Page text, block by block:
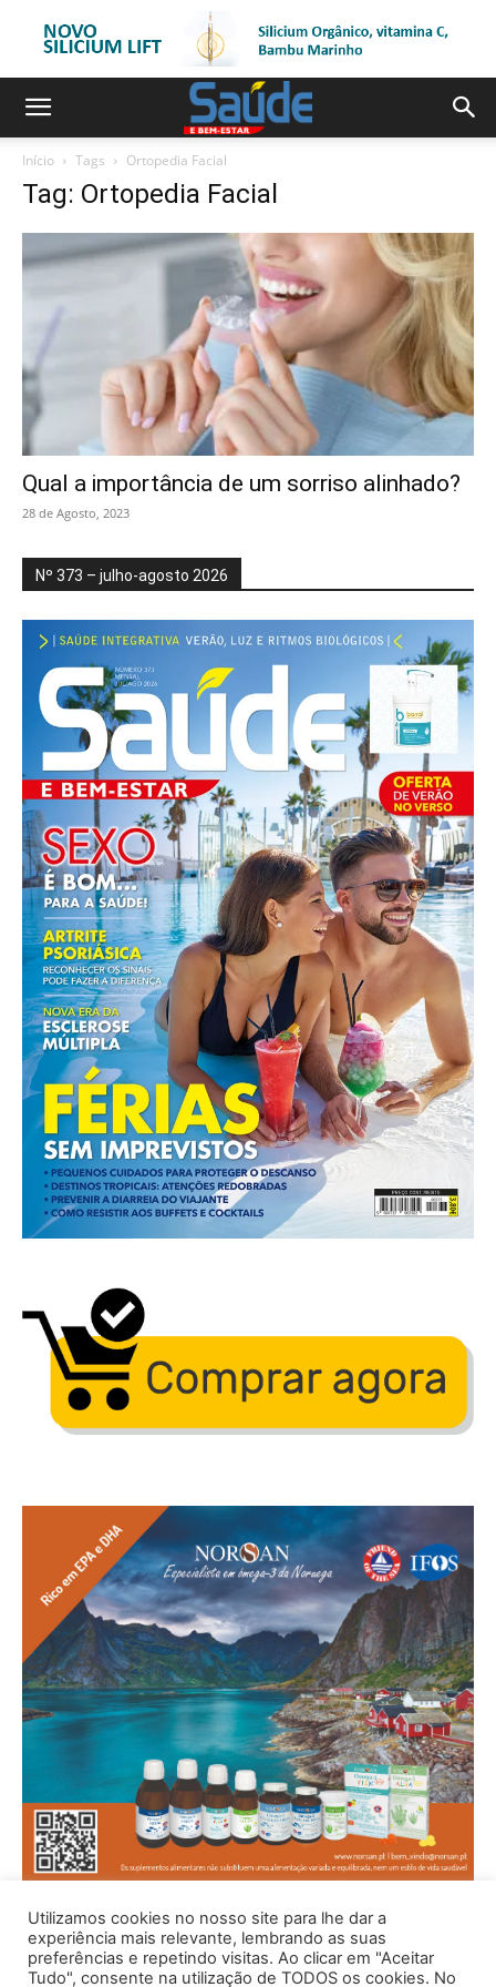
Início Tags Ortopedia Facial
Tag: Ortopedia Facial
Qual a importância de um sorriso alinhado?
28 de Agosto, 2023
Nº 373 – julho-agosto 2026
Utilizamos cookies no nosso site para lhe dar a
experiência mais relevante, lembrando as suas
preferências e repetindo visitas. Ao clicar em "Aceitar
Tudo", consente na utilização de TODOS os cookies. No